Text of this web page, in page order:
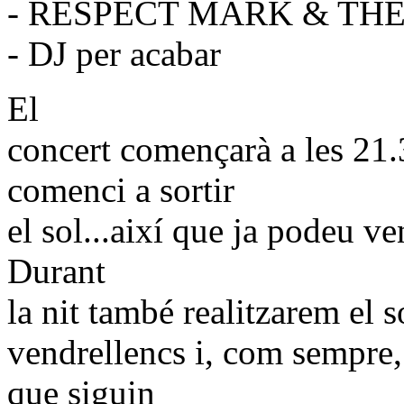
- RESPECT MARK &
- DJ per acabar
El
concert començarà a les
comenci a sortir
el sol...així que ja podeu
Durant
la nit també realitzarem el
vendrellencs i, com
que siguin